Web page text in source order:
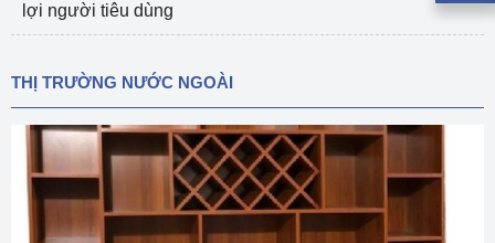
lợi người tiêu dùng
THỊ TRƯỜNG NƯỚC NGOÀI